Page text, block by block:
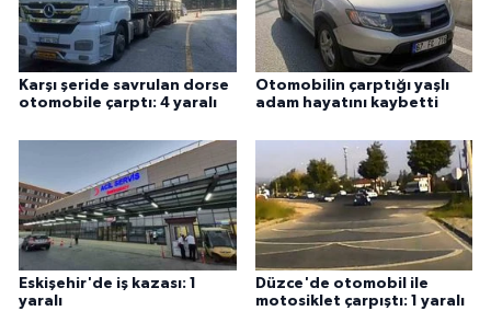
Karşı şeride savrulan dorse
otomobile çarptı: 4 yaralı
Otomobilin çarptığı yaşlı
adam hayatını kaybetti
Eskişehir'de iş kazası: 1
yaralı
Düzce'de otomobil ile
motosiklet çarpıştı: 1 yaralı